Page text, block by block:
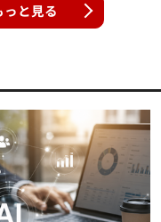
と見る